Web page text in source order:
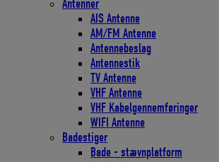
Antenner
AIS Antenne
AM/FM Antenne
Antennebeslag
Antennestik
TV Antenne
VHF Antenne
VHF Kabelgennemføringer
WIFI Antenne
Badestiger
Bade - stævnplatform